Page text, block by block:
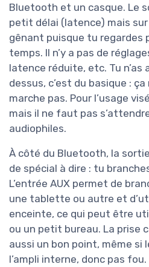
Bluetooth et un casque. Le
petit délai (latence) mais sur
gênant puisque tu regardes
temps. Il n’y a pas de
latence réduite, etc. Tu n’as
dessus, c’est du basique :
marche pas. Pour l’usage
mais il ne faut pas
audiophiles.
À côté du Bluetooth, la
de spécial à dire : tu
L’entrée AUX permet de
une tablette ou autre et
enceinte, ce qui peut être
ou un petit bureau. La prise
aussi un bon point, même si
l’ampli interne, donc pas